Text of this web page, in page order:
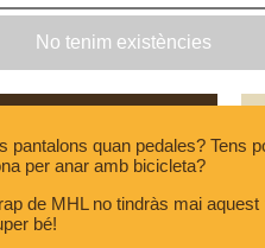
pantalons quan pedales? Tens
per anar amb bicicleta?
de MHL no tindràs mai
bé!